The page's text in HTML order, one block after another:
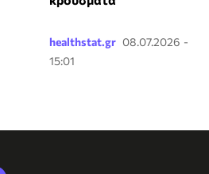
healthstat.gr 08.07.2026 -
15:01